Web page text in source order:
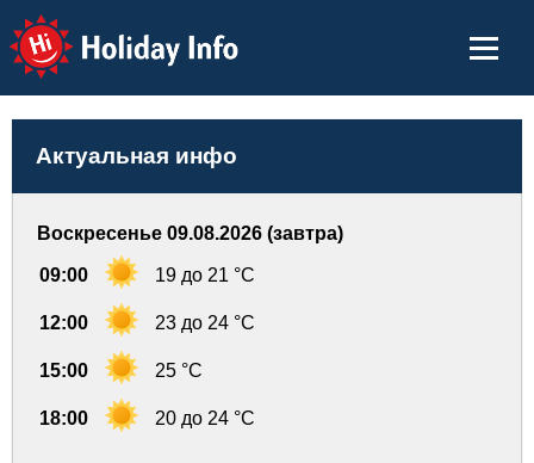
Holiday Info
Актуальная инфо
Воскресенье 09.08.2026 (завтра)
09:00 19 до 21 °C
12:00 23 до 24 °C
15:00 25 °C
18:00 20 до 24 °C